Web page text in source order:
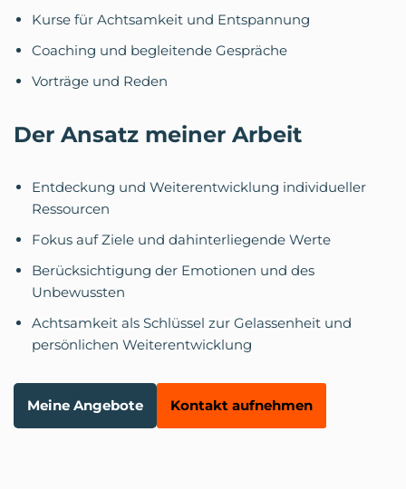
Kurse für Achtsamkeit und Entspannung
Coaching und begleitende Gespräche
Vorträge und Reden
Der Ansatz meiner Arbeit
Entdeckung und Weiterentwicklung individueller
Ressourcen
Fokus auf Ziele und dahinterliegende Werte
Berücksichtigung der Emotionen und des
Unbewussten
Achtsamkeit als Schlüssel zur Gelassenheit und
persönlichen Weiterentwicklung
Meine Angebote Kontakt aufnehmen